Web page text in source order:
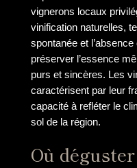
vignerons locaux
vinification naturelles,
spontanée et
préserver l’essence
purs et sincères. Les
caractérisent par leur
capacité à refléter le
sol de la région.
Où